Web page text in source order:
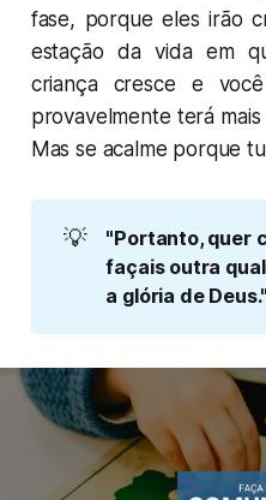
fase, porque eles irão
estação da vida em
criança cresce e
provavelmente terá
Mas se acalme porque
💡
"Portanto, quer
façais outra
a glória de